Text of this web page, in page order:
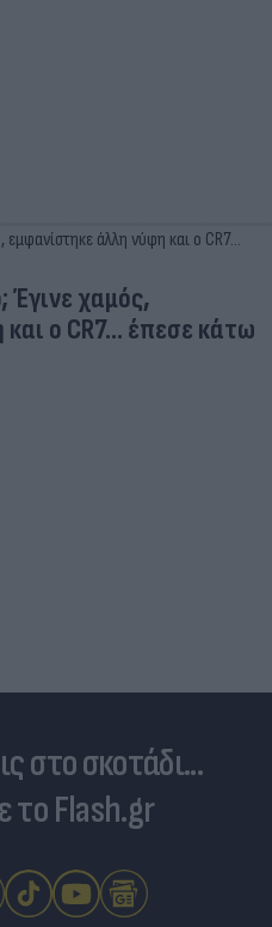
Έγινε χαμός,
ο CR7… έπεσε κάτω
στο σκοτάδι...
το Flash.gr